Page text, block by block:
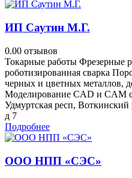
ИП Саутин М.Г.
0.00 отзывов
Токарные работы Фрезерные
роботизированная сварка
черных и цветных металлов,
Моделирование CAD и CAM
Удмуртская респ,
д 7
Подробнее
ООО НПП «СЭС»